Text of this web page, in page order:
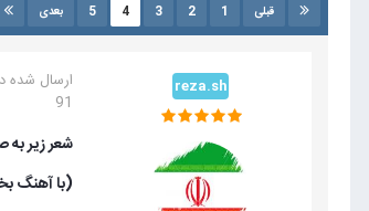
قبلی 1
2
3
4
5 بعدی
reza.sh ارسال شده
91
شعر زیر به
(با آهنگ